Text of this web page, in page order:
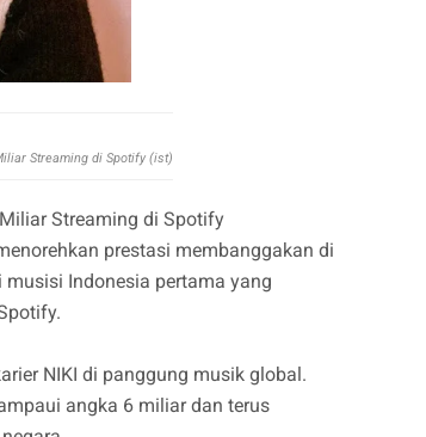
Streaming di Spotify (ist)
Streaming di Spotify
prestasi membanggakan di
Indonesia pertama yang
NIKI di panggung musik global.
angka 6 miliar dan terus